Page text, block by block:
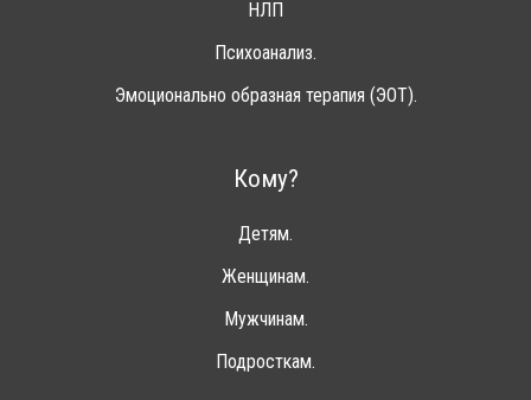
НЛП
Психоанализ.
Эмоционально образная терапия (ЭОТ).
Кому?
Детям.
Женщинам.
Мужчинам.
Подросткам.